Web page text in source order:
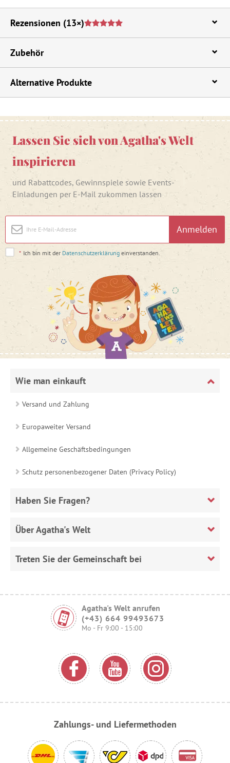
Rezensionen (13×)
Zubehör
Alternative Produkte
Lassen Sie sich von Agatha's Welt
inspirieren
und Rabattcodes, Gewinnspiele sowie Events-
Einladungen per E-Mail zukommen lassen
Anmelden
* Ich bin mit der Datenschutzerklärung einverstanden.
Wie man einkauft
Versand und Zahlung
Europaweiter Versand
Allgemeine Geschäftsbedingungen
Schutz personenbezogener Daten (Privacy Policy)
Haben Sie Fragen?
Über Agatha's Welt
Treten Sie der Gemeinschaft bei
Agatha's Welt anrufen
(+43) 664 99493673
Mo - Fr 9:00 - 15:00
Zahlungs- und Liefermethoden